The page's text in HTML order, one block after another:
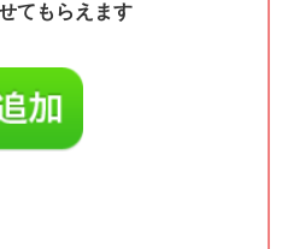
てもらえます